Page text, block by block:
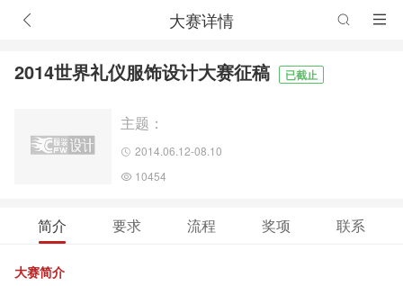
大赛详情
2014世界礼仪服饰设计大赛征稿 已截止
主题：
2014.06.12-08.10
10454
简介 要求 流程 奖项 联系
大赛简介